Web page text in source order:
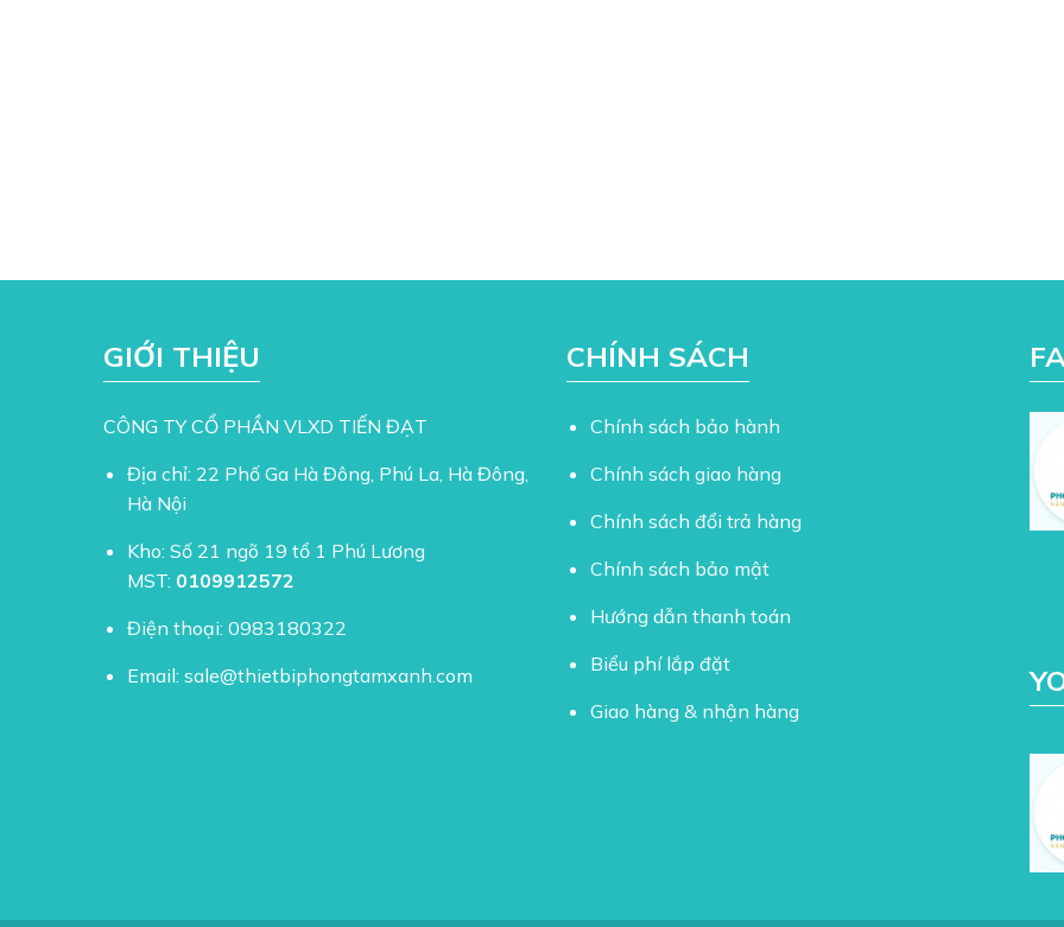
GIỚI THIỆU
CÔNG TY CỔ PHẦN VLXD TIẾN ĐẠT
Địa chỉ: 22 Phố Ga Hà Đông, Phú La, Hà Đông,
Hà Nội
Kho: Số 21 ngõ 19 tổ 1 Phú Lương
MST: 0109912572
Điện thoại: 0983180322
Email: sale@thietbiphongtamxanh.com
CHÍNH SÁCH
Chính sách bảo hành
Chính sách giao hàng
Chính sách đổi trả hàng
Chính sách bảo mật
Hướng dẫn thanh toán
Biểu phí lắp đặt
Giao hàng & nhận hàng